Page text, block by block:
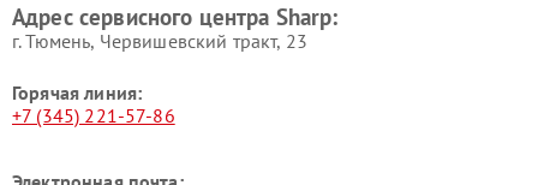
Адрес сервисного центра Sharp:
г. Тюмень, ​Червишевский тракт, 23
Горячая линия:
+7 (345) 221-57-86